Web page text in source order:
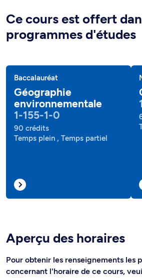
Ce cours est offert
programmes d'études
Baccalauréat
Géographie
environnementale
1-155-1-0
90 crédits
Temps plein , Temps partiel
Aperçu des horaires
Pour obtenir les renseignements les
concernant l'horaire de ce cours,